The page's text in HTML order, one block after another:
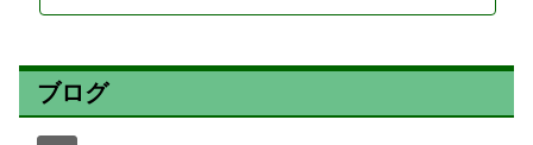
ブログ